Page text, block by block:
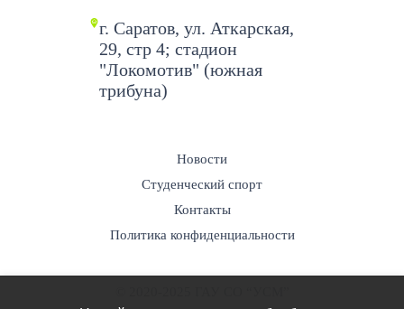
г. Саратов, ул. Аткарская,
29, стр 4; стадион
"Локомотив" (южная
трибуна)
Новости
Студенческий спорт
Контакты
Политика конфиденциальности